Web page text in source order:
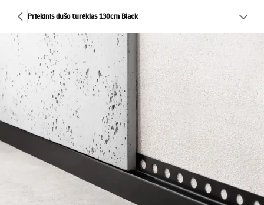
Priekinis dušo turėklas 130cm Black